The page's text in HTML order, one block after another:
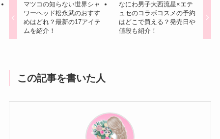
マツコの知らない世界シャ
ワーヘッド松永武のおすす
めはどれ？最新の17アイテ
ムを紹介！
なにわ男子大西流星×エテ
ュセのコラボコスメの予約
はどこで買える？発売日や
値段も紹介！
この記事を書いた人